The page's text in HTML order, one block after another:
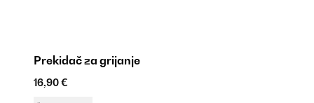
Prekidač za grijanje
16,90 €